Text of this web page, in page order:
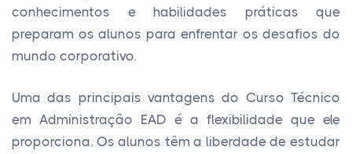
conhecimentos e habilidades práticas que
preparam os alunos para enfrentar os desafios do
mundo corporativo.
Uma das principais vantagens do Curso Técnico
em Administração EAD é a flexibilidade que ele
proporciona. Os alunos têm a liberdade de estudar